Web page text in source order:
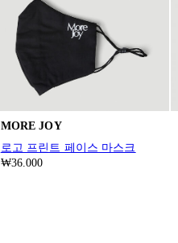
MORE JOY
로고 프린트 페이스 마스크
₩36.000